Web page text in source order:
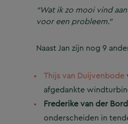
“Wat ik zo mooi vind
voor een probleem.”
Naast Jan zijn nog 9
Thijs van Duijvenbode
afgedankte
Frederike van der
onderscheiden in